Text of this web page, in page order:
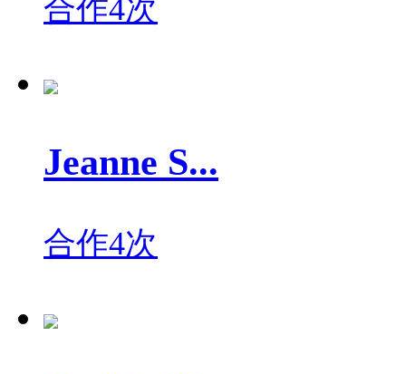
合作4次
Jeanne S...
合作4次